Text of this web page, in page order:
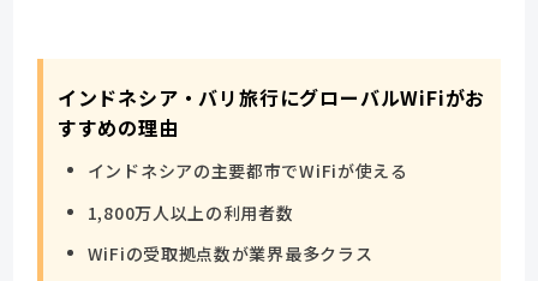
インドネシア・バリ旅行にグローバルWiFiがお
すすめの理由
インドネシアの主要都市でWiFiが使える
1,800万人以上の利用者数
WiFiの受取拠点数が業界最多クラス